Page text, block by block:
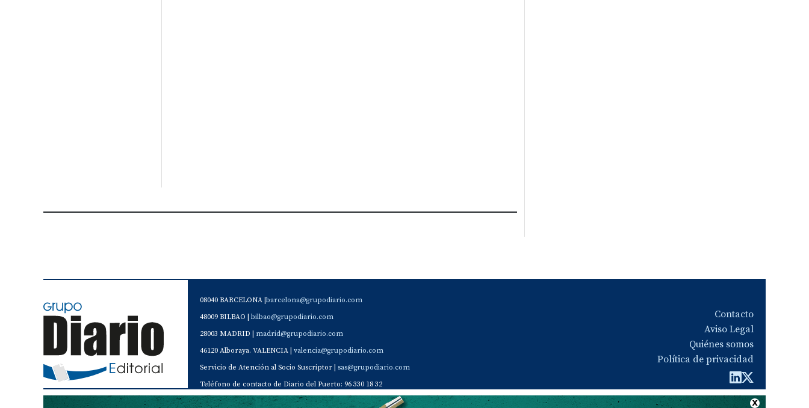
08040 BARCELONA | barcelona@grupodiario.com
48009 BILBAO | bilbao@grupodiario.com
28003 MADRID | madrid@grupodiario.com
46120 Alboraya. VALENCIA | valencia@grupodiario.com
Servicio de Atención al Socio Suscriptor | sas@grupodiario.com
Teléfono de contacto de Diario del Puerto: 96 330 18 32
Contacto
Aviso Legal
Quiénes somos
Política de privacidad